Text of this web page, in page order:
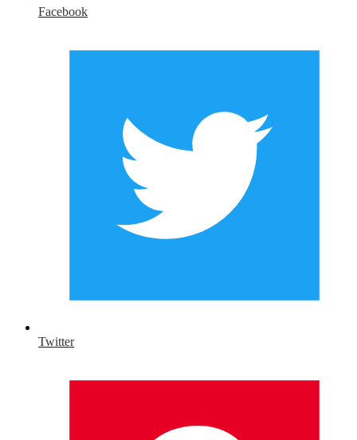
Facebook
Twitter